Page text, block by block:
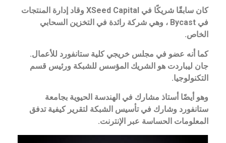
كان سابقًا شريكًا في XSeed Capital وقاد إدارة المنتجات
في Bycast ، وهي شركة رائدة في التخزين السحابي
الخاص.
كما أنه عضو في مجلس خريجي كلية ستانفورد للأعمال.
جان ليباردت هو الشريك المؤسس للشبكة ورئيس قسم
التكنولوجيا.
وهو أيضًا أستاذ مشارك في الهندسة الحيوية بجامعة
ستانفورد وشارك في تأسيس الشبكة لتقرير كيفية تدفق
المعلومات الحساسة عبر الإنترنت.